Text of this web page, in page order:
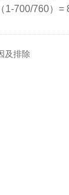
700/760）=
及排除